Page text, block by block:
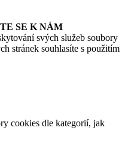
SE K NÁM
svých služeb soubory
stránek souhlasíte s použitím
cookies dle kategorií, jak